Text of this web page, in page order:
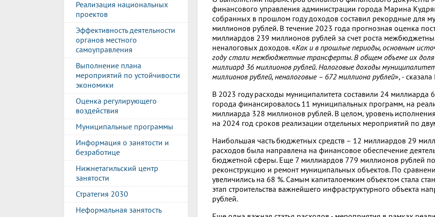
Реализация национальных
проектов
Эффективность деятельности
органов местного
самоуправления
Выполнение плана
мероприятий по устойчивости
экономики
Оценка регулирующего
воздействия
Муниципальные программы
Информация о занятости и
безработице
Нижнетагильский центр
занятости
Стратегия 2030
Неформальная занятость
финансового управления администрации города Марина
собранных в прошлом году доходов составил рекордные для
миллионов рублей. В течение 2023 года прогнозная оценка
миллиардов 239 миллионов рублей за счет роста
неналоговых доходов. «Как и в прошлые периоды, основным
году стали межбюджетные трансферты. В общем объеме их доля
миллиард 36 миллионов рублей. Налоговые доходы
миллионов рублей, неналоговые – 672 миллиона рублей», -
В 2023 году расходы муниципалитета составили 24
города финансировалось 11 муниципальных программ, на
миллиарда 328 миллионов рублей. В целом, уровень
на 2024 год сроков реализации отдельных мероприятий по
Наибольшая часть бюджетных средств – 12 миллиардов 29
расходов была направлена на финансовое обеспечение
бюджетной сферы. Еще 7 миллиардов 779 миллионов рублей
реконструкцию и ремонт муниципальных объектов. По
увеличились на 68 %. Самым капиталоемким объектом стала
этап строительства важнейшего инфраструктурного объекта
рублей.